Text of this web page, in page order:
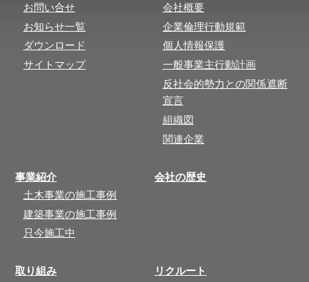
お問い合せ
お知らせ一覧
ダウンロード
サイトマップ
会社概要
企業倫理行動規範
個人情報保護
一般事業主行動計画
反社会的勢力との関係遮断
宣言
組織図
関連企業
事業紹介
土木事業の施工事例
建築事業の施工事例
只今施工中
会社の歴史
取り組み リクルート